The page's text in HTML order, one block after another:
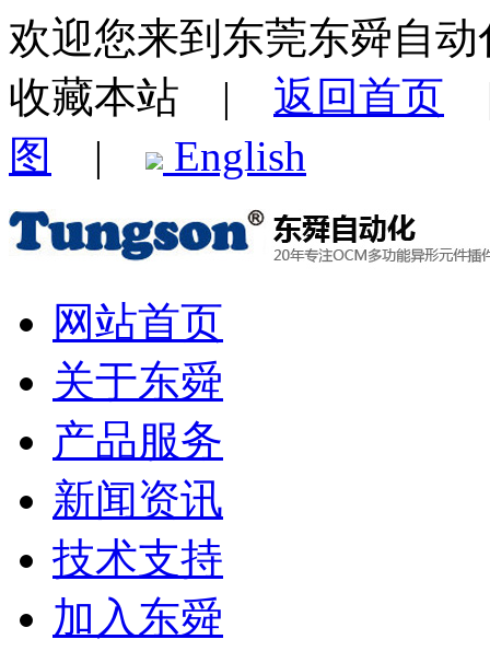
欢迎您来到东莞东舜自
收藏本站 | 返回首页
图
| English
网站首页
关于东舜
产品服务
新闻资讯
技术支持
加入东舜